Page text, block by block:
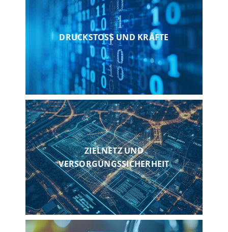
DRUCKSTOSS UND KRÄFTE
ZIELNETZ UND
VERSORGUNGSSICHERHEIT